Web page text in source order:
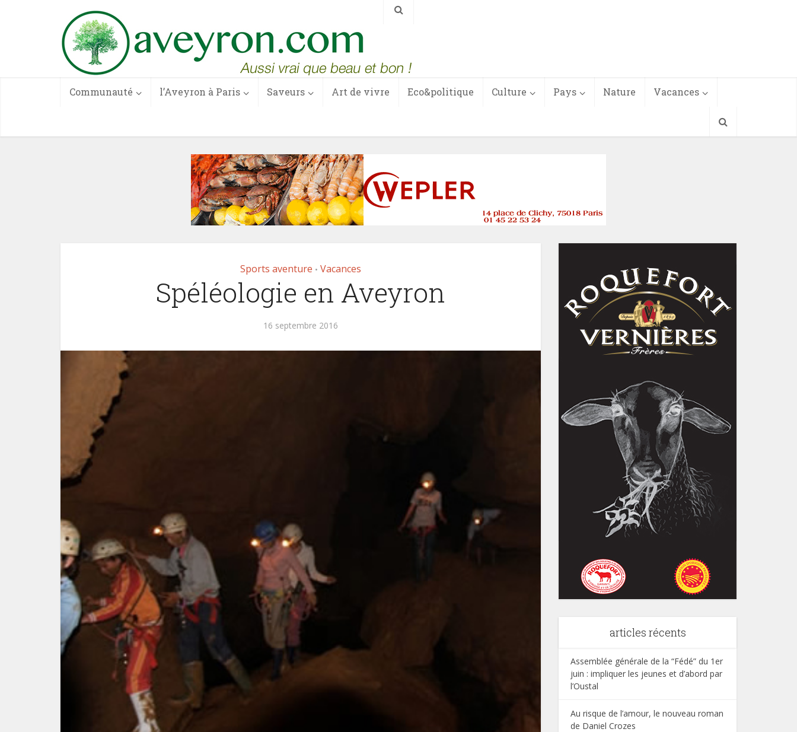
Communauté l’Aveyron à Paris Saveurs Art de vivre Eco&politique Culture Pays Nature Vacances
Sports aventure • Vacances
Spéléologie en Aveyron
16 septembre 2016
articles récents
Assemblée générale de la “Fédé” du 1er
juin : impliquer les jeunes et d’abord par
l’Oustal
Au risque de l’amour, le nouveau roman
de Daniel Crozes